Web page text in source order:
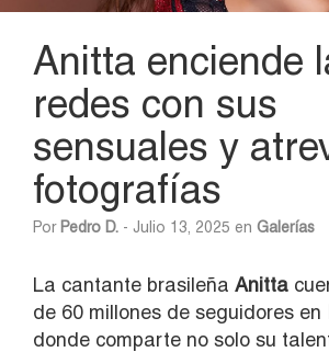
Anitta enciende
redes con sus
sensuales y
fotografías
Por Pedro D. - Julio 13, 2025 en Galerías
La cantante brasileña Anitta
de 60 millones de seguidores en
donde comparte no solo su